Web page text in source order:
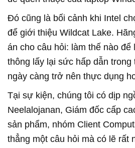
Đó cũng là bối cảnh khi Intel
để giới thiệu Wildcat Lake.
án cho câu hỏi: làm thế nào để
thông lấy lại sức hấp dẫn
ngày càng trở nên thực dụng
Tại sự kiện, chúng tôi có dịp
Neelalojanan, Giám đốc cấp
sản phẩm, nhóm Client
thẳng một câu hỏi mà có lẽ rất